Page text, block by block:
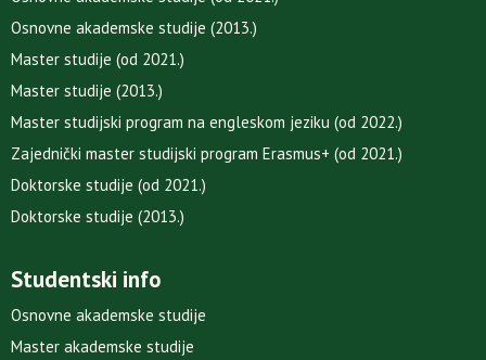
Osnovne akademske studije (2013.)
Master studije (od 2021.)
Master studije (2013.)
Master studijski program na engleskom jeziku (od 2022.)
Zajednički master studijski program Erasmus+ (od 2021.)
Doktorske studije (od 2021.)
Doktorske studije (2013.)
Studentski info
Osnovne akademske studije
Master akademske studije